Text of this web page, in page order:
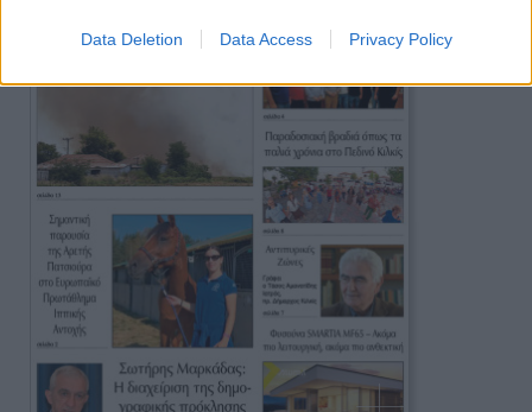
Data Deletion Data Access Privacy Policy